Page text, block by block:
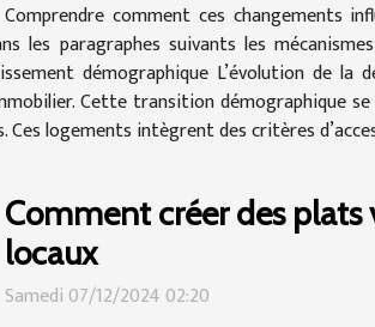
Comprendre comment ces changements
les paragraphes suivants les
démographique L’évolution de
Cette transition démographique
Ces logements intègrent des critères
Comment créer des
locaux
Samedi 07/12/2024 02:20